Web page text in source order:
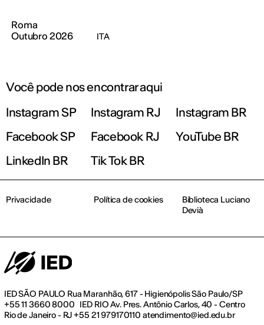
Roma
Outubro 2026
ITA
Você pode nos encontrar aqui
Instagram SP
Instagram RJ
Instagram BR
Facebook SP
Facebook RJ
YouTube BR
LinkedIn BR
Tik Tok BR
IED SÃO PAULO Rua Maranhão, 617 - Higienópolis São Paulo/SP
+55 11 3660 8000 IED RIO Av. Pres. Antônio Carlos, 40 - Centro
Rio de Janeiro - RJ +55 21 979170110 atendimento@ied.edu.br
Privacidade Política de cookies
Biblioteca Luciano
Devià